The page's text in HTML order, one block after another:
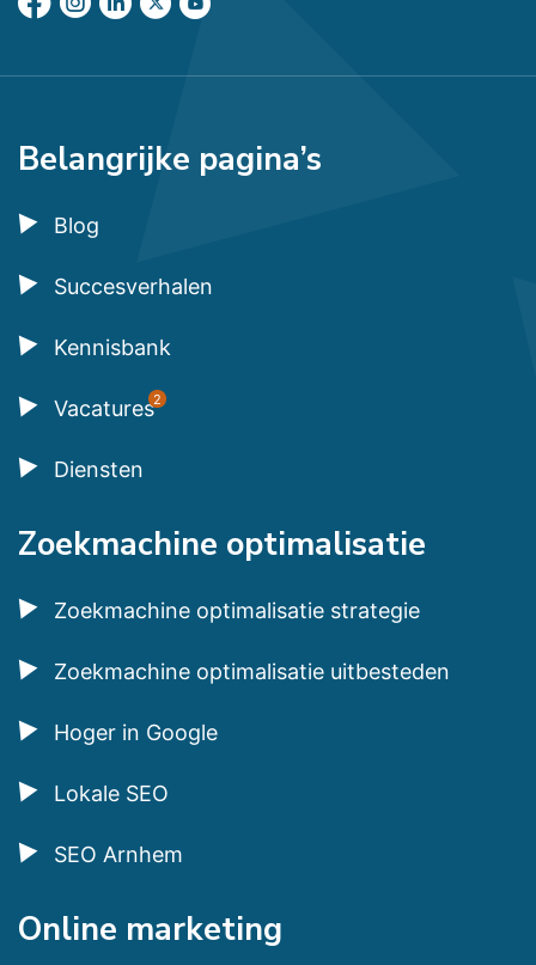
Belangrijke pagina’s
Blog
Succesverhalen
Kennisbank
Vacatures2
Diensten
Zoekmachine optimalisatie
Zoekmachine optimalisatie strategie
Zoekmachine optimalisatie uitbesteden
Hoger in Google
Lokale SEO
SEO Arnhem
Online marketing